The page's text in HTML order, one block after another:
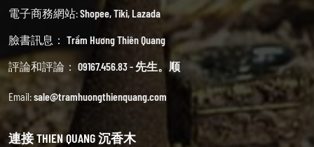
電子商務網站:Shopee,Tiki,Lazada
臉書訊息： Trầm Hương Thiên Quang
評論和評論： 09167.456.83 - 先生。顺
Email:sale@tramhuongthienquang.com
連接 THIEN QUANG 沉香木